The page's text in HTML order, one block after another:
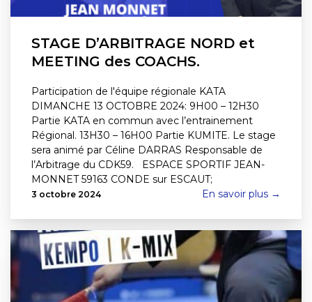
STAGE D’ARBITRAGE NORD et
MEETING des COACHS.
Participation de l'équipe régionale KATA
DIMANCHE 13 OCTOBRE 2024: 9H00 – 12H30
Partie KATA en commun avec l’entrainement
Régional. 13H30 – 16H00 Partie KUMITE. Le stage
sera animé par Céline DARRAS Responsable de
l’Arbitrage du CDK59. ESPACE SPORTIF JEAN-
MONNET 59163 CONDE sur ESCAUT;
3 octobre 2024 En savoir plus →